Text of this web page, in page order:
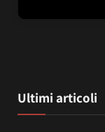
Ultimi articoli